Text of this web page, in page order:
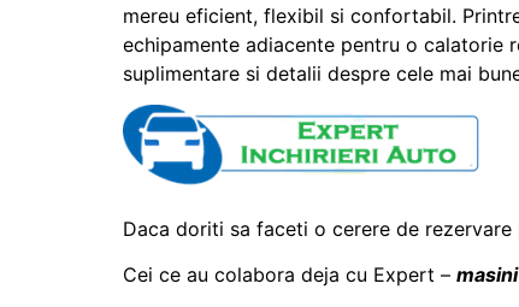
mereu eficient, flexibil si confortabil.
echipamente adiacente pentru o calatorie
suplimentare si detalii despre cele mai
Daca doriti sa faceti o cerere de rezervare
Cei ce au colabora deja cu Expert –